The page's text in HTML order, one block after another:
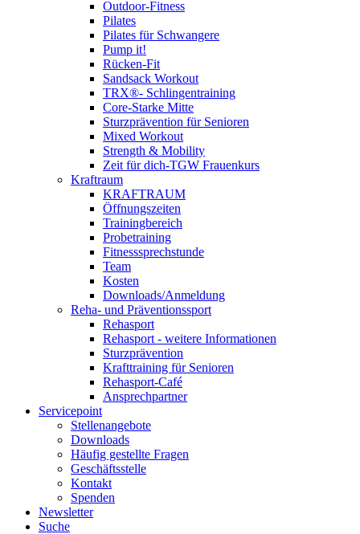
Outdoor-Fitness
Pilates
Pilates für Schwangere
Pump it!
Rücken-Fit
Sandsack Workout
TRX®- Schlingentraining
Core-Starke Mitte
Sturzprävention für Senioren
Mixed Workout
Strength & Mobility
Zeit für dich-TGW Frauenkurs
Kraftraum
KRAFTRAUM
Öffnungszeiten
Trainingbereich
Probetraining
Fitnesssprechstunde
Team
Kosten
Downloads/Anmeldung
Reha- und Präventionssport
Rehasport
Rehasport - weitere Informationen
Sturzprävention
Krafttraining für Senioren
Rehasport-Café
Ansprechpartner
Servicepoint
Stellenangebote
Downloads
Häufig gestellte Fragen
Geschäftsstelle
Kontakt
Spenden
Newsletter
Suche